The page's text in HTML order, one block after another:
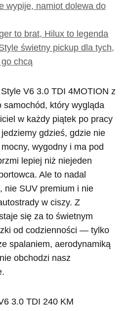
wypije, namiot dolewa do
to brat, Hilux to legenda
świetny pickup dla tych,
chcą
V6 3.0 TDI 4MOTION z
samochód, który wygląda
w każdy piątek po pracy
jedziemy gdzieś, gdzie nie
wygodny i ma pod
lepiej niż niejeden
Ale to nadal
nie SUV premium i nie
w ciszy. Z
się za to świetnym
od codzienności — tylko
spalaniem, aerodynamiką
obchodzi nasz